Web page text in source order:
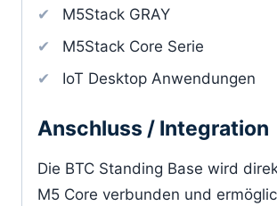
M5Stack GRAY
M5Stack Core Serie
IoT Desktop Anwendungen
Anschluss / Integration
Die BTC Standing Base wird
M5 Core verbunden und